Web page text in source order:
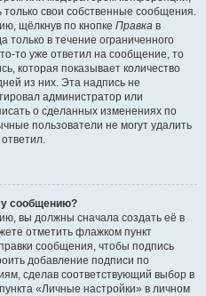
свои собственные сообщения.
щёлкнув по кнопке Правка в
только в течение ограниченного
то уже ответил на сообщение, то
которая показывает количество
из них. Эта надпись не
администратор или
о сделанных изменениях по
пользователи не могут удалить
сообщению?
вы должны сначала создать её в
отметить флажком пункт
сообщения, чтобы подпись
добавление подписи по
сделав соответствующий выбор в
«Личные настройки» в личном